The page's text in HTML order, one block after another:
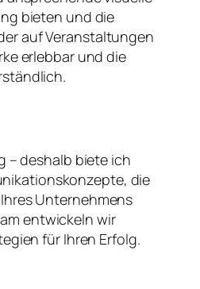
bieten und die
auf Veranstaltungen
erlebbar und die
– deshalb biete ich
die
Unternehmens
entwickeln wir
für Ihren Erfolg.